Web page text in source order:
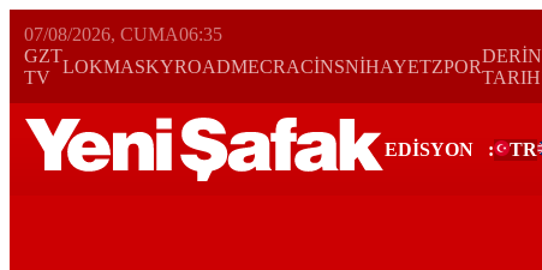
07/08/2026, CUMA06:35
GZT
TV
LOKMASKYROADMECRACİNSNİHAYETZPOR
DERİN
TARIH
EDİSYON : TR